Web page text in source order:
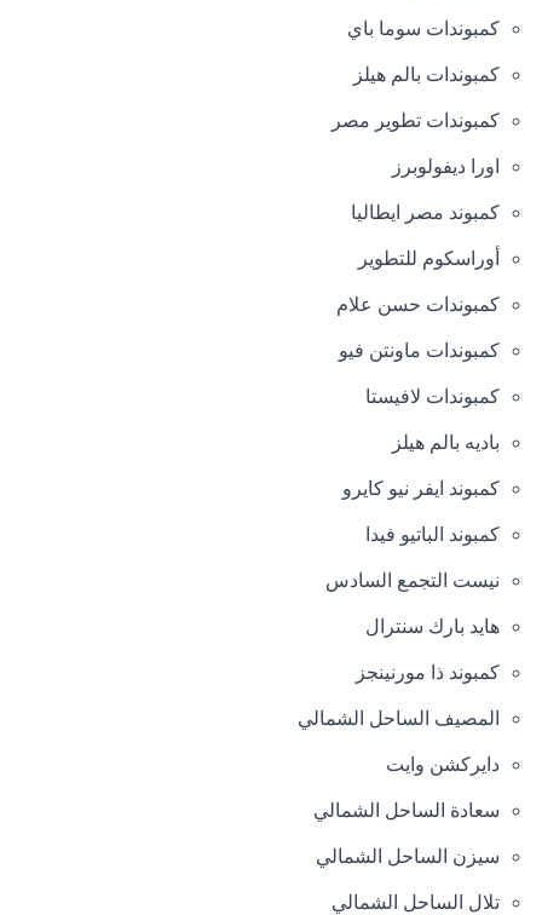
كمبوندات سوما باي
كمبوندات بالم هيلز
كمبوندات تطوير مصر
اورا ديفولوبرز
كمبوند مصر ايطاليا
أوراسكوم للتطوير
كمبوندات حسن علام
كمبوندات ماونتن فيو
كمبوندات لافيستا
باديه بالم هيلز
كمبوند ايفر نيو كايرو
كمبوند الباتيو فيدا
نيست التجمع السادس
هايد بارك سنترال
كمبوند ذا مورنينجز
المصيف الساحل الشمالي
دايركشن وايت
سعادة الساحل الشمالي
سيزن الساحل الشمالي
تلال الساحل الشمالي